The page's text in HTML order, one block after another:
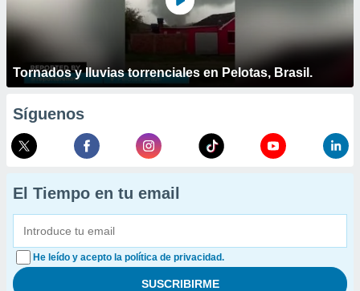
Tornados y lluvias torrenciales en Pelotas, Brasil.
Síguenos
El Tiempo en tu email
He leído y acepto la política de privacidad.